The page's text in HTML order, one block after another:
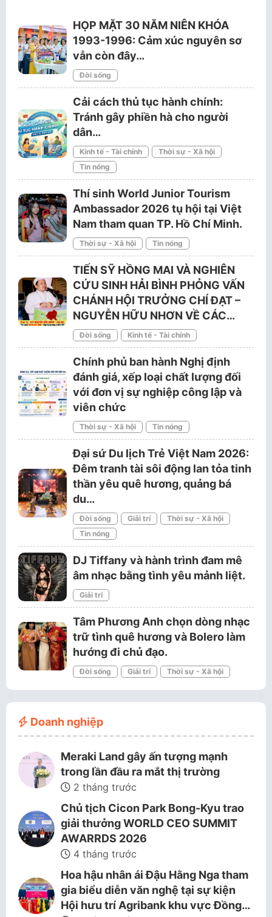
HỌP MẶT 30 NĂM NIÊN KHÓA
1993-1996: Cảm xúc nguyên sơ
vẫn còn đây…
Đời sống
Cải cách thủ tục hành chính:
Tránh gây phiền hà cho người
dân…
Kinh tế - Tài chính
Thời sự - Xã hội
Tin nóng
Thí sinh World Junior Tourism
Ambassador 2026 tụ hội tại Việt
Nam tham quan TP. Hồ Chí Minh.
Thời sự - Xã hội Tin nóng
TIẾN SỸ HỒNG MAI VÀ NGHIÊN
CỨU SINH HẢI BÌNH PHỎNG VẤN
CHÁNH HỘI TRƯỞNG CHÍ ĐẠT –
NGUYỄN HỮU NHƠN VỀ CÁC…
Đời sống Kinh tế - Tài chính
Chính phủ ban hành Nghị định
đánh giá, xếp loại chất lượng đối
với đơn vị sự nghiệp công lập và
viên chức
Thời sự - Xã hội Tin nóng
Đại sứ Du lịch Trẻ Việt Nam 2026:
Đêm tranh tài sôi động lan tỏa tinh
thần yêu quê hương, quảng bá
du…
Đời sống Giải trí
Thời sự - Xã hội
Tin nóng
DJ Tiffany và hành trình đam mê
âm nhạc bằng tình yêu mảnh liệt.
Giải trí
Tâm Phương Anh chọn dòng nhạc
trữ tình quê hương và Bolero làm
hướng đi chủ đạo.
Đời sống Giải trí Thời sự - Xã hội
Doanh nghiệp
Meraki Land gây ấn tượng mạnh
trong lần đầu ra mắt thị trường
2 tháng trước
Chủ tịch Cicon Park Bong-Kyu trao
giải thưởng WORLD CEO SUMMIT
AWARRDS 2026
4 tháng trước
Hoa hậu nhân ái Đậu Hằng Nga tham
gia biểu diễn văn nghệ tại sự kiện
Hội hưu trí Agribank khu vực Đồng…